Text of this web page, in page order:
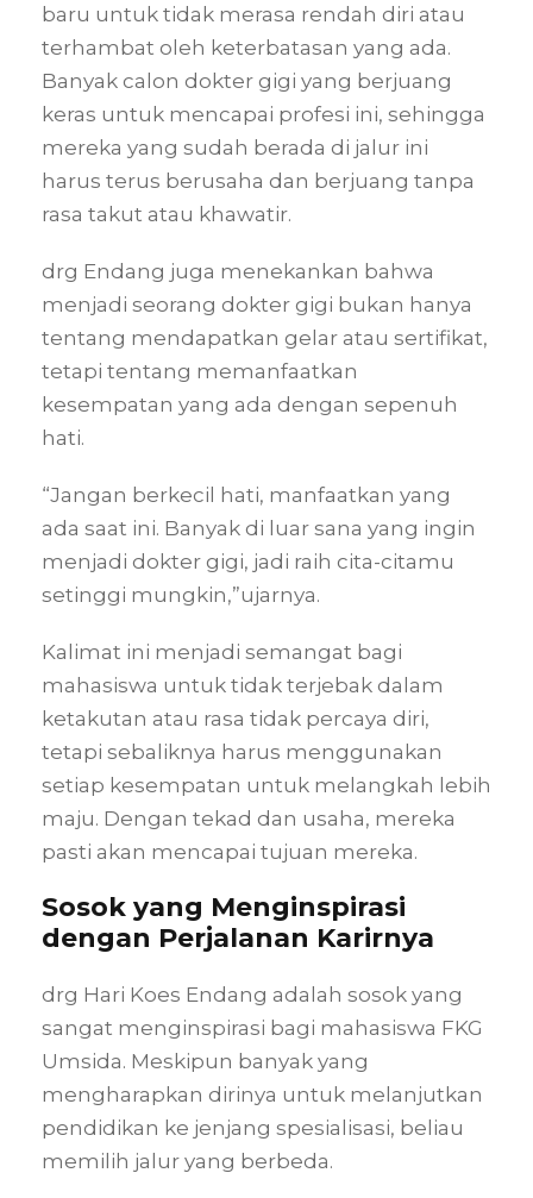
baru untuk tidak merasa rendah diri atau
terhambat oleh keterbatasan yang ada.
Banyak calon dokter gigi yang berjuang
keras untuk mencapai profesi ini, sehingga
mereka yang sudah berada di jalur ini
harus terus berusaha dan berjuang tanpa
rasa takut atau khawatir.
drg Endang juga menekankan bahwa
menjadi seorang dokter gigi bukan hanya
tentang mendapatkan gelar atau sertifikat,
tetapi tentang memanfaatkan
kesempatan yang ada dengan sepenuh
hati.
“Jangan berkecil hati, manfaatkan yang
ada saat ini. Banyak di luar sana yang ingin
menjadi dokter gigi, jadi raih cita-citamu
setinggi mungkin,”ujarnya.
Kalimat ini menjadi semangat bagi
mahasiswa untuk tidak terjebak dalam
ketakutan atau rasa tidak percaya diri,
tetapi sebaliknya harus menggunakan
setiap kesempatan untuk melangkah lebih
maju. Dengan tekad dan usaha, mereka
pasti akan mencapai tujuan mereka.
Sosok yang Menginspirasi
dengan Perjalanan Karirnya
drg Hari Koes Endang adalah sosok yang
sangat menginspirasi bagi mahasiswa FKG
Umsida. Meskipun banyak yang
mengharapkan dirinya untuk melanjutkan
pendidikan ke jenjang spesialisasi, beliau
memilih jalur yang berbeda.